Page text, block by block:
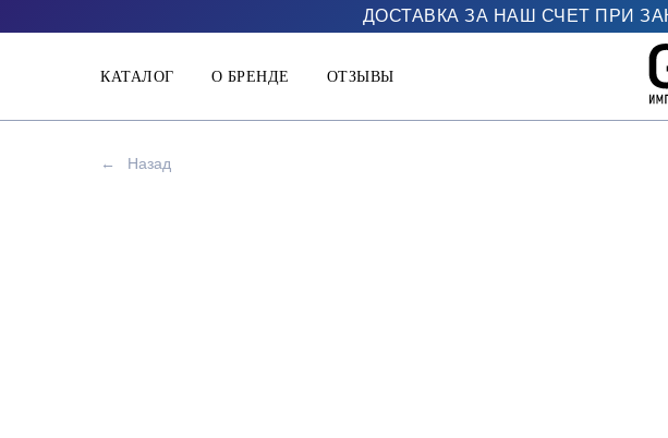
ДОСТАВКА ЗА НАШ СЧЕТ ПРИ
КАТАЛОГ О БРЕНДЕ ОТЗЫВЫ
← Назад